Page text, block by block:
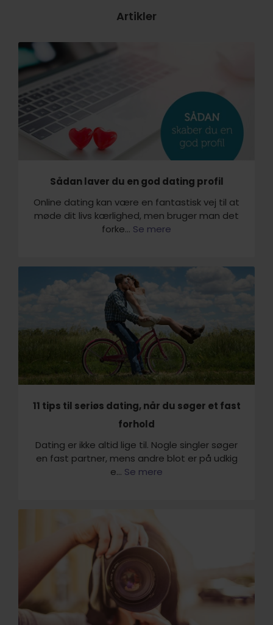
Artikler
Sådan laver du en god dating profil
Online dating kan være en fantastisk vej til at
møde dit livs kærlighed, men bruger man det
forke... Se mere
11 tips til seriøs dating, når du søger et fast
forhold
Dating er ikke altid lige til. Nogle singler søger
en fast partner, mens andre blot er på udkig
e... Se mere